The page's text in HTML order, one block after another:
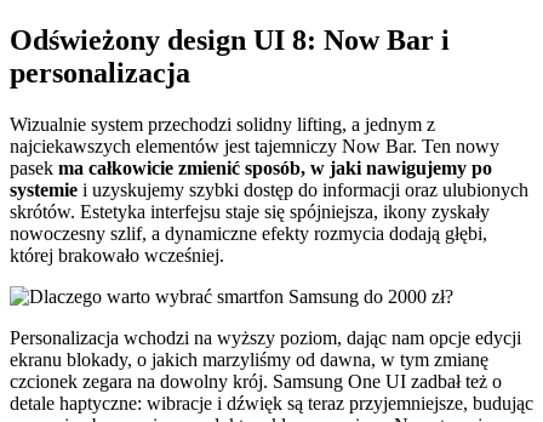
Odświeżony design UI 8: Now Bar i
personalizacja
Wizualnie system przechodzi solidny lifting, a jednym z
najciekawszych elementów jest tajemniczy Now Bar. Ten nowy
pasek ma całkowicie zmienić sposób, w jaki nawigujemy po
systemie i uzyskujemy szybki dostęp do informacji oraz ulubionych
skrótów. Estetyka interfejsu staje się spójniejsza, ikony zyskały
nowoczesny szlif, a dynamiczne efekty rozmycia dodają głębi,
której brakowało wcześniej.
Personalizacja wchodzi na wyższy poziom, dając nam opcje edycji
ekranu blokady, o jakich marzyliśmy od dawna, w tym zmianę
czcionek zegara na dowolny krój. Samsung One UI zadbał też o
detale haptyczne: wibracje i dźwięk są teraz przyjemniejsze, budując